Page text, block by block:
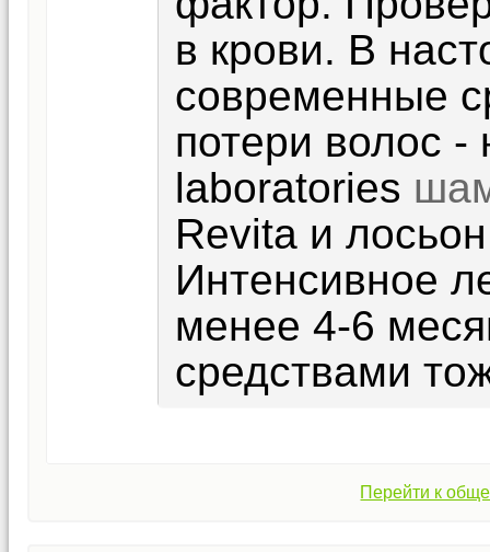
в крови. В
современные
потери волос -
laboratories
Revita и
Интенсивное
менее 4-6
средствами
Перейти к